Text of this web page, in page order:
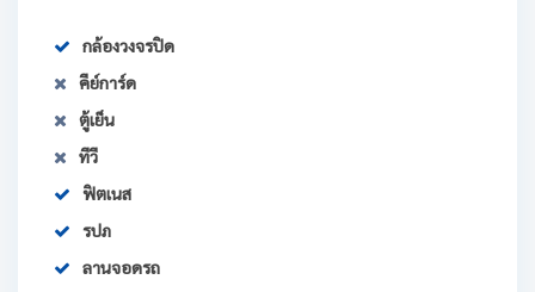
กล้องวงจรปิด
คีย์การ์ด
ตู้เย็น
ทีวี
ฟิตเนส
รปภ
ลานจอดรถ